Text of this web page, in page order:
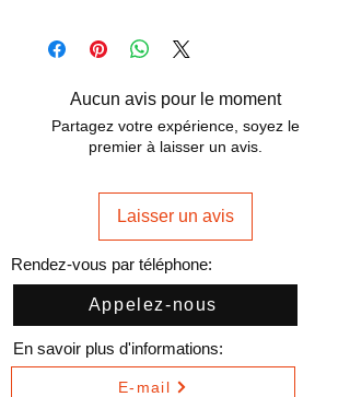
Aucun avis pour le moment
Partagez votre expérience, soyez le
premier à laisser un avis.
Laisser un avis
Rendez-vous par téléphone:
Appelez-nous
En savoir plus d'informations:
E-mail